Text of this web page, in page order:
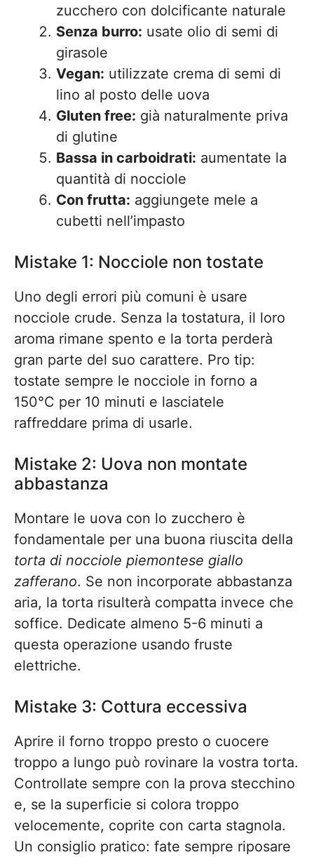
zucchero con dolcificante naturale
Senza burro: usate olio di semi di
girasole
Vegan: utilizzate crema di semi di
lino al posto delle uova
Gluten free: già naturalmente priva
di glutine
Bassa in carboidrati: aumentate la
quantità di nocciole
Con frutta: aggiungete mele a
cubetti nell’impasto
Mistake 1: Nocciole non tostate
Uno degli errori più comuni è usare
nocciole crude. Senza la tostatura, il loro
aroma rimane spento e la torta perderà
gran parte del suo carattere. Pro tip:
tostate sempre le nocciole in forno a
150°C per 10 minuti e lasciatele
raffreddare prima di usarle.
Mistake 2: Uova non montate
abbastanza
Montare le uova con lo zucchero è
fondamentale per una buona riuscita della
torta di nocciole piemontese giallo
zafferano. Se non incorporate abbastanza
aria, la torta risulterà compatta invece che
soffice. Dedicate almeno 5-6 minuti a
questa operazione usando fruste
elettriche.
Mistake 3: Cottura eccessiva
Aprire il forno troppo presto o cuocere
troppo a lungo può rovinare la vostra torta.
Controllate sempre con la prova stecchino
e, se la superficie si colora troppo
velocemente, coprite con carta stagnola.
Un consiglio pratico: fate sempre riposare